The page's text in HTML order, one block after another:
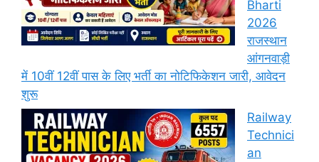
Bharti
2026
राजस्थान
आंगनवाड़ी
में 10वीं 12वीं पास के लिए भर्ती का नोटिफिकेशन जारी, आवेदन
शुरू
Railway
Technici
an